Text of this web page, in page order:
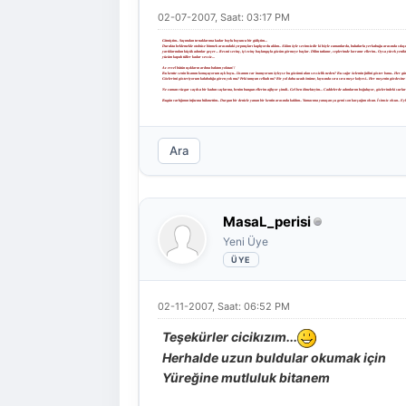
02-07-2007, Saat: 03:17 PM
Gitmiştim.. Saçımdan tırnaklarıma kadar boylu boyunca bir gidiştim...
Durakta beklemekle otobüse binmek arasındaki çırpınışları kaplıyordu aklım.. Aklım öyle sevimsizdir ki böyle zamanlarda, bulutlarla yerkabuğu arasında
yarıklarından küçük adımlar geçer... Resmi sevinç, içi ezinç başlangıçla gözüm görmeye başlar. Dilim tatlanır, ceplerimde kıvranır ellerim.. Oysa yürek
yüzüm kapalı tüller kadar sessiz...
Az evvel bütün ıışıkların ardına baktım yoktun!!
Bu kentte senin lisanını konuşuyorum aşk boyu.. Lisanım var inanıyorum öyleyse bu gözümü alan sessizlik neden? Bu sağır özlemin failini göster bana.. Her
Gözlerimi gösteriyorum kalabalığa gören yok mu? Peki tanıyan celladı mı? Bir yol daha uzadı önüme, kıyısında sıra sıra meşe kolyesi.. Her meşenin
Ne zaman rüzgar saçılsa bir kadıın saçlarına, benim bungun ellerim ağlıyor şimdi.. Gel ben ölmekteyim... Caddelerde adımlarım boğuluyor, gözlerindeki
Bugün varlığımın infazına hükmettim.. Durgun bir denizle yanan bir kentin arasında kaldım.. Yamacıma yanaşan şu gemi son kavşağım olsun. İsimsiz olsun..
Ara
MasaL_perisi
Yeni Üye
02-11-2007, Saat: 06:52 PM
Teşekürler cicikızım...
Herhalde uzun buldular okumak için
Yüreğine mutluluk bitanem